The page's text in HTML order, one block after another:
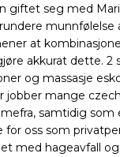
giftet seg med
munnfølelse
at
akkurat dette. 2
og massasje
jobber mange
samtidig
for oss som
med hageavfall